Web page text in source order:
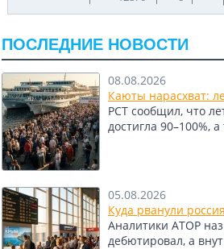
ПОСЛЕДНИЕ НОВОСТИ
08.08.2026
Каюты нарасхват:
РСТ сообщил, что
достигла 90–100%,
05.08.2026
Куда рванули
Аналитики АТОР
дебютировал, а